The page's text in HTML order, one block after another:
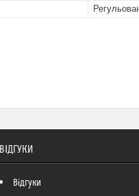
ВІДГУКИ
Відгуки